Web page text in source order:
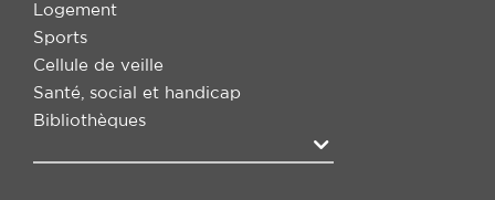
Logement
Sports
Cellule de veille
Santé, social et handicap
Bibliothèques
Agrandir